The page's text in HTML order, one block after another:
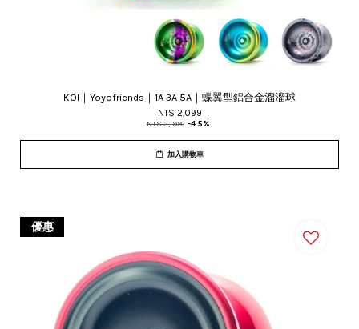
KOI｜Yoyofriends｜1A 3A 5A｜蝶翼型鋁合金溜溜球
NT$ 2,099
NT$ 2,199 -4.5%
加入購物車
優惠